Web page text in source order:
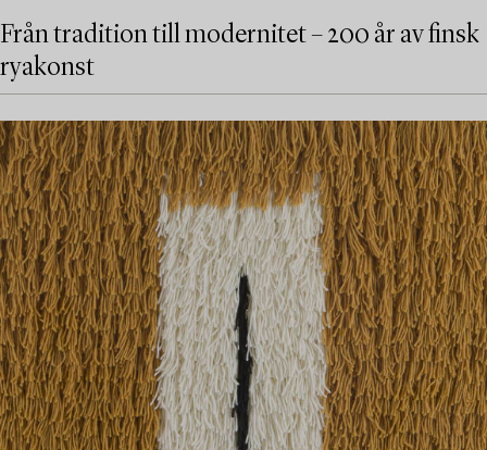
Från tradition till modernitet – 200 år av finsk
ryakonst